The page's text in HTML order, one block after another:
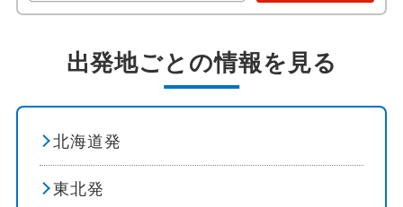
花 / 自然 / 温泉
出発地ごとの情報を見る
北海道発
東北発